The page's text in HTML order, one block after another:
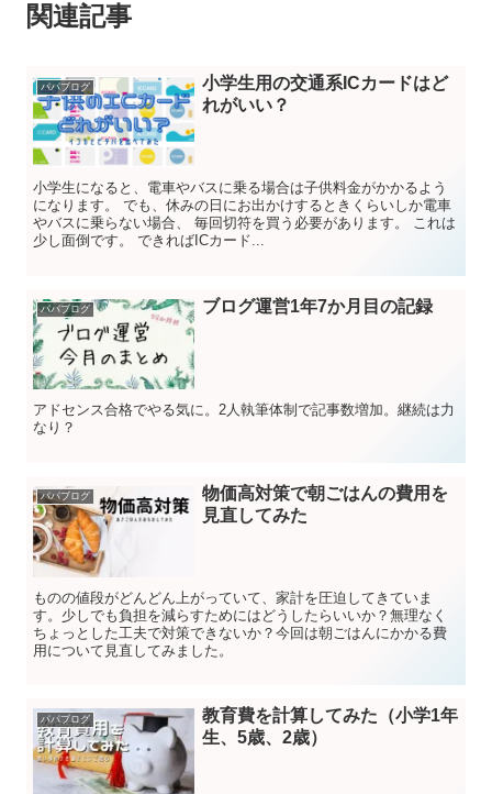
関連記事
パパブログ
小学生用の交通系ICカードはど
れがいい？
小学生になると、電車やバスに乗る場合は子供料金がかかるよう
になります。 でも、休みの日にお出かけするときくらいしか電車
やバスに乗らない場合、 毎回切符を買う必要があります。 これは
少し面倒です。 できればICカード...
パパブログ ブログ運営1年7か月目の記録
アドセンス合格でやる気に。2人執筆体制で記事数増加。継続は力
なり？
パパブログ
物価高対策で朝ごはんの費用を
見直してみた
ものの値段がどんどん上がっていて、家計を圧迫してきていま
す。少しでも負担を減らすためにはどうしたらいいか？無理なく
ちょっとした工夫で対策できないか？今回は朝ごはんにかかる費
用について見直してみました。
パパブログ
教育費を計算してみた（小学1年
生、5歳、2歳）